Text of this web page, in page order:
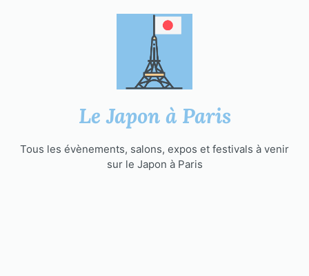
Le Japon à Paris
Tous les évènements, salons, expos et festivals à venir
sur le Japon à Paris